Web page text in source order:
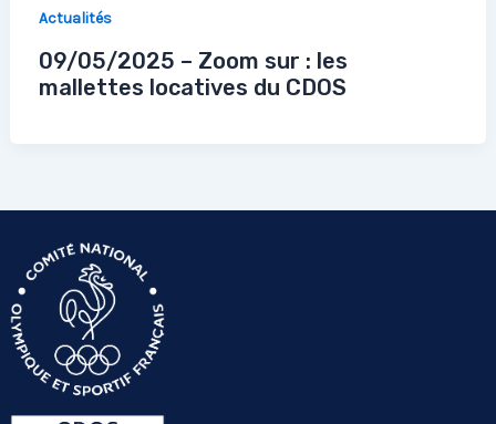
Actualités
09/05/2025 – Zoom sur : les
mallettes locatives du CDOS